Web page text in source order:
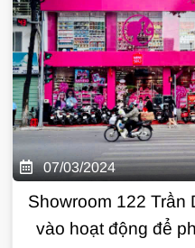
07/03/2024
Showroom 122
vào hoạt động để